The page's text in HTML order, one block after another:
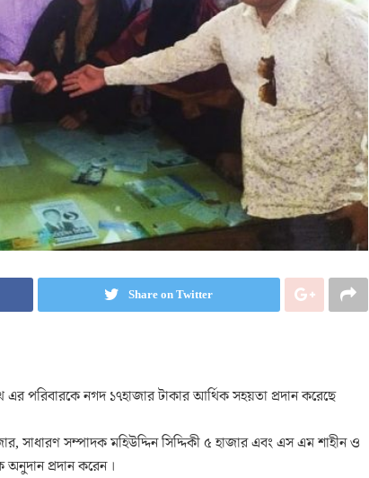
Share on Twitter
এর পরিবারকে নগদ ১৭হাজার টাকার আর্থিক সহয়তা প্রদান করেছে
সাধারণ সম্পাদক মহিউদ্দিন সিদ্দিকী ৫ হাজার এবং এস এম শাহীন ও
প্রদান করেন ।